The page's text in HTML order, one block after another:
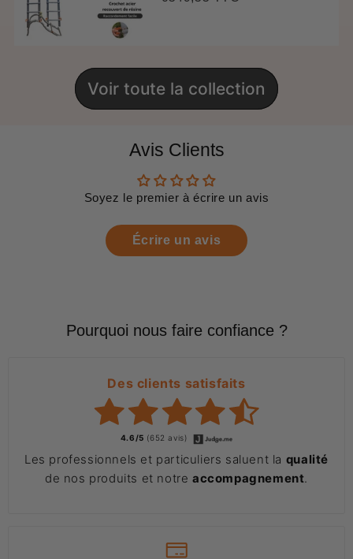
Voir toute la collection
Avis Clients
Soyez le premier à écrire un avis
Écrire un avis
Pourquoi nous faire confiance ?
Des clients satisfaits
4.6/5 (652 avis)
Les professionnels et particuliers saluent la qualité
de nos produits et notre accompagnement